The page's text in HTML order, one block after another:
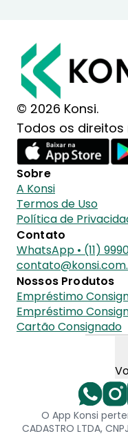
© 2026 Konsi.
Todos os direitos
Sobre
A Konsi
Termos de Uso
Política de
Contato
WhatsApp • (11)
Nossos Produtos
Empréstimo
Empréstimo
Cartão Consignado
O App Konsi
CADASTRO LTDA,